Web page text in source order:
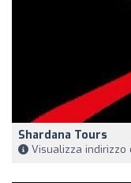
Shardana Tours
Visualizza indirizzo